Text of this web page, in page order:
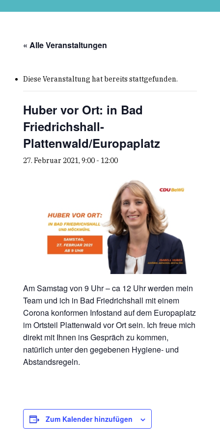
« Alle Veranstaltungen
Diese Veranstaltung hat bereits stattgefunden.
Huber vor Ort: in Bad
Friedrichshall-
Plattenwald/Europaplatz
27. Februar 2021, 9:00- 12:00
Am Samstag von 9 Uhr – ca 12 Uhr werden mein
Team und ich in Bad Friedrichshall mit einem
Corona konformen Infostand auf dem Europaplatz
im Ortsteil Plattenwald vor Ort sein. Ich freue mich
direkt mit Ihnen ins Gespräch zu kommen,
natürlich unter den gegebenen Hygiene- und
Abstandsregeln.
Zum Kalender hinzufügen